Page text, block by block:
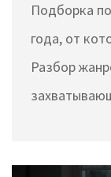
года
Подборка
года, от
Разбор